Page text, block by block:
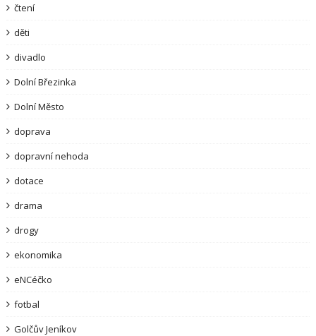
čtení
děti
divadlo
Dolní Březinka
Dolní Město
doprava
dopravní nehoda
dotace
drama
drogy
ekonomika
eNCéčko
fotbal
Golčův Jeníkov